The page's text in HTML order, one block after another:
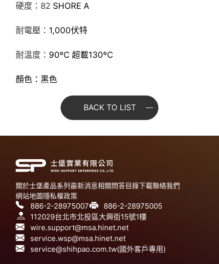
硬度：82 SHORE A
耐電壓： 1,000伏特
耐溫度： 90ºC 超載130ºC
顏色：黑色
BACK TO LIST
關於士堡產品系列最新消息相關問答目錄下載聯絡我們
網站地圖隱私權政策
886-2-28975007
886-2-28975005
112029台北市北投區大興街15號1樓
wire.support@msa.hinet.net
service.wsp@msa.hinet.net
service@shihpao.com.tw(國外客戶專用)